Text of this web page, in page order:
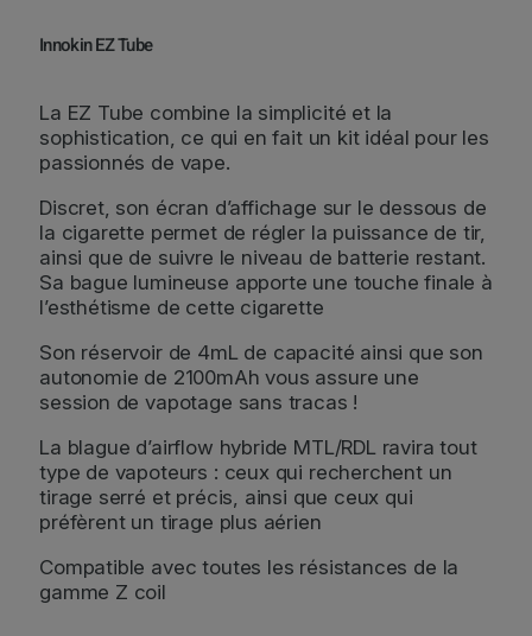
Innokin EZ Tube
La EZ Tube combine la simplicité et la
sophistication, ce qui en fait un kit idéal pour les
passionnés de vape.
Discret, son écran d’affichage sur le dessous de
la cigarette permet de régler la puissance de tir,
ainsi que de suivre le niveau de batterie restant.
Sa bague lumineuse apporte une touche finale à
l’esthétisme de cette cigarette
Son réservoir de 4mL de capacité ainsi que son
autonomie de 2100mAh vous assure une
session de vapotage sans tracas !
La blague d’airflow hybride MTL/RDL ravira tout
type de vapoteurs : ceux qui recherchent un
tirage serré et précis, ainsi que ceux qui
préfèrent un tirage plus aérien
Compatible avec toutes les résistances de la
gamme Z coil